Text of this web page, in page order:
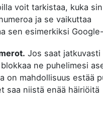
voit tarkistaa, kuka
ja se vaikuttaa
sen esimerkiksi
Jos saat jatkuvasti
ne puhelimesi
on mahdollisuus estää
saa niistä enää häiriöitä